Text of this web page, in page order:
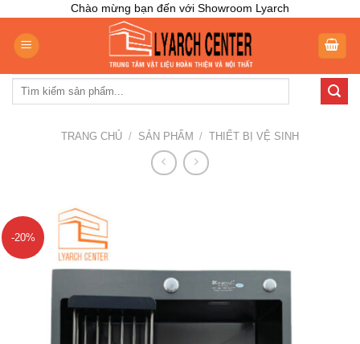
content
Chào mừng bạn đến với Showroom Lyarch
Tìm
TRANG CHỦ / SẢN PHẨM / THIẾT BỊ VỆ SINH
-20%